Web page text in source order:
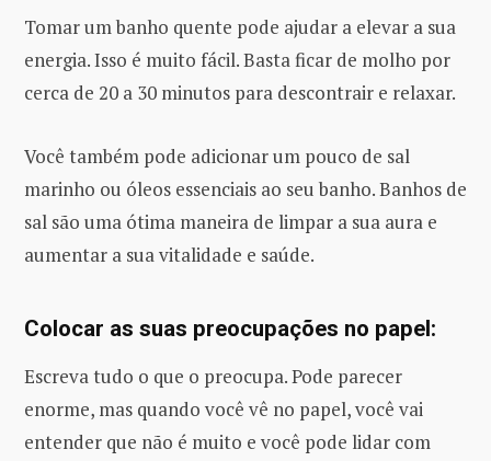
Tomar um banho quente pode ajudar a elevar a sua
energia. Isso é muito fácil. Basta ficar de molho por
cerca de 20 a 30 minutos para descontrair e relaxar.
Você também pode adicionar um pouco de sal
marinho ou óleos essenciais ao seu banho. Banhos de
sal são uma ótima maneira de limpar a sua aura e
aumentar a sua vitalidade e saúde.
Colocar as suas preocupações no papel:
Escreva tudo o que o preocupa. Pode parecer
enorme, mas quando você vê no papel, você vai
entender que não é muito e você pode lidar com